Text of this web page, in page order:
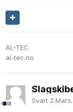
AL-TEC
al-tec.no
Svart